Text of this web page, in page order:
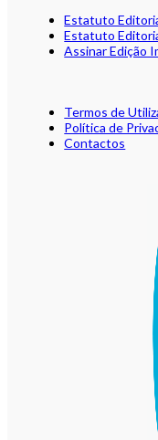
Estatuto
Estatuto
Assinar Edição
Termos de
Política de
Contactos